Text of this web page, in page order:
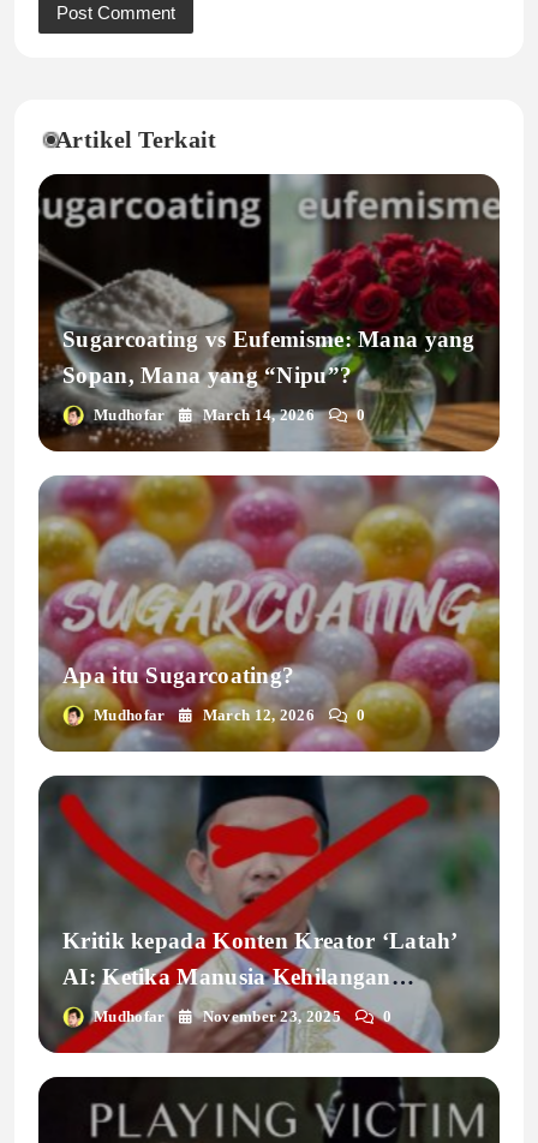
Artikel Terkait
Sugarcoating vs Eufemisme: Mana yang
Sopan, Mana yang “Nipu”?
Mudhofar March 14, 2026 0
Apa itu Sugarcoating?
Mudhofar March 12, 2026 0
Kritik kepada Konten Kreator ‘Latah’
AI: Ketika Manusia Kehilangan
Kemanusiaannya
Mudhofar November 23, 2025 0